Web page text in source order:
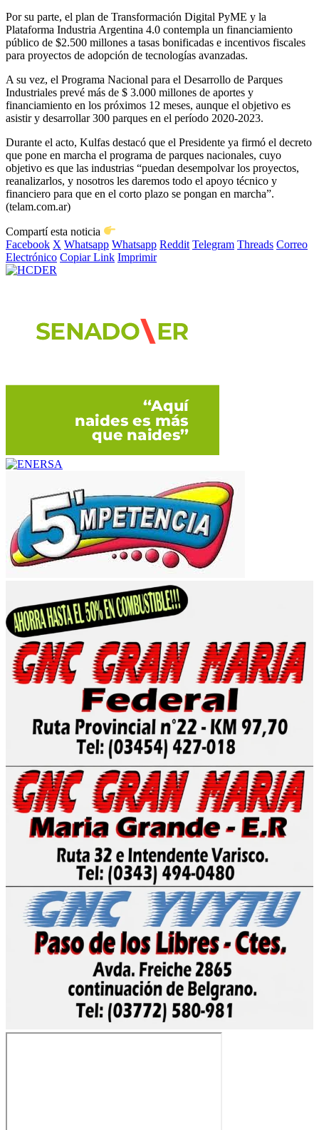
Por su parte, el plan de Transformación Digital PyME y la
Plataforma Industria Argentina 4.0 contempla un financiamiento
público de $2.500 millones a tasas bonificadas e incentivos fiscales
para proyectos de adopción de tecnologías avanzadas.
A su vez, el Programa Nacional para el Desarrollo de Parques
Industriales prevé más de $ 3.000 millones de aportes y
financiamiento en los próximos 12 meses, aunque el objetivo es
asistir y desarrollar 300 parques en el período 2020-2023.
Durante el acto, Kulfas destacó que el Presidente ya firmó el decreto
que pone en marcha el programa de parques nacionales, cuyo
objetivo es que las industrias “puedan desempolvar los proyectos,
reanalizarlos, y nosotros les daremos todo el apoyo técnico y
financiero para que en el corto plazo se pongan en marcha”.
(telam.com.ar)
Compartí esta noticia
Facebook X Whatsapp Whatsapp Reddit Telegram Threads Correo
Electrónico Copiar Link Imprimir